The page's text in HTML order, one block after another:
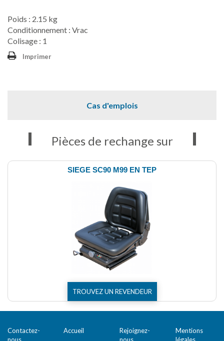
Poids : 2.15 kg
Conditionnement : Vrac
Colisage : 1
Imprimer
Cas d'emplois
Pièces de rechange sur
SIEGE SC90 M99 EN TEP
TROUVEZ UN REVENDEUR
Contactez-
Accueil
Rejoignez-
Mentions